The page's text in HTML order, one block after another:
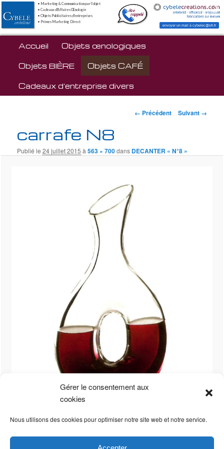
Gérer le consentement aux
cookies
Nous utilisons des cookies pour optimiser notre site web et notre service.
envoyer un mail à cybelec@sfr.fr
• Marketing & Communication par l'objet
• Cadeaux d'Affaires Œnologie
• Objets Publicitaires d'entreprises
• Primes Marketing Direct
Aller au contenu principal
Accueil Objets œnologiques
Objets BIÈRE Objets CAFÉ
Cadeaux d’entreprise divers
Navigation des
← Précédent Suivant →
carrafe N8
Publié le24 juillet 2015 à563 × 700dans DECANTER « N°8 »